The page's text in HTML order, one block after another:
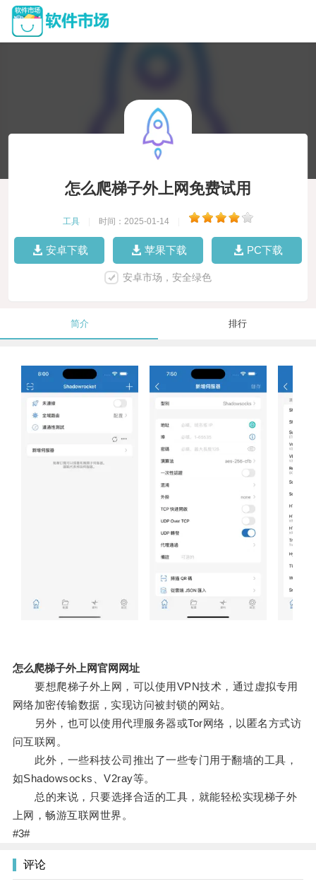
怎么爬梯子外上网免费试用
工具 时间：2025-01-14
安卓下载 苹果下载 PC下载
安卓市场，安全绿色
简介 排行
怎么爬梯子外上网官网网址
要想爬梯子外上网，可以使用VPN技术，通过虚拟专用
网络加密传输数据，实现访问被封锁的网站。
另外，也可以使用代理服务器或Tor网络，以匿名方式访
问互联网。
此外，一些科技公司推出了一些专门用于翻墙的工具，
如Shadowsocks、V2ray等。
总的来说，只要选择合适的工具，就能轻松实现梯子外
上网，畅游互联网世界。
#3#
评论